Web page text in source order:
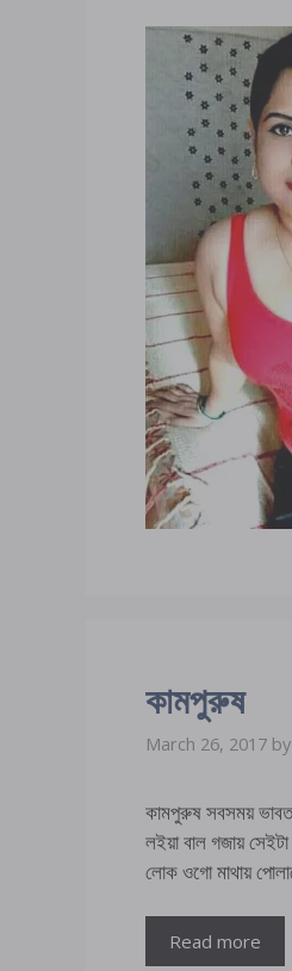
কামপুরুষ
March 26, 2017 by
কামপুরুষ সবসময়
লইয়া বাল গজায়
লোক ওগো মাথায়
Read more